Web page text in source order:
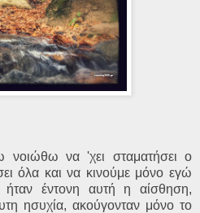
νοιώθω να 'χει σταματήσει ο
όλα και να κινούμε μόνο εγώ
ήταν έντονη αυτή η αίσθηση,
ησυχία, ακούγονταν μόνο το